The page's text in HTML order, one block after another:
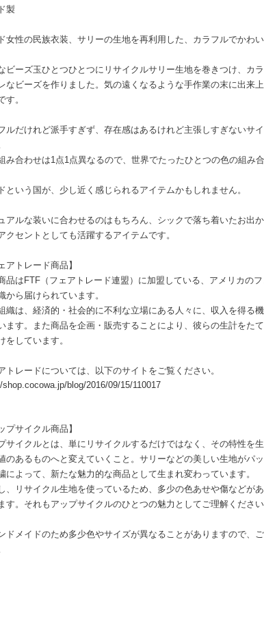
製
女性の民族衣装、サリーの生地を再利用した、カラフルでかわ
ビーズ玉ひとつひとつにリサイクルサリー生地を巻きつけ、カ
なビーズを作りました。気の遠くなるような手作業の末に出来
す。
ルだけれど派手すぎず、存在感はあるけれど主張しすぎないサ
み合わせは1点1点異なるので、世界でたったひとつの色の組み
という国が、少し近く感じられるアイテムかもしれません。
アルな装いに合わせるのはもちろん、シックで落ち着いたお出
クセントとしても活躍するアイテムです。
アトレード商品】
品はFTF（フェアトレード連盟）に加盟している、アメリカの
から届けられています。
織は、経済的・社会的に不利な立場にある人々に、収入を得る
ます。また商品を企画・販売することにより、彼らの生計をた
をしています。
トレードについては、以下のサイトをご覧ください。
shop.cocowa.jp/blog/2016/09/15/110017
プサイクル商品】
サイクルとは、単にリサイクルするだけではなく、その特性を
のあるものへと変えていくこと。サリーなどの美しい生地がパ
によって、新たな魅力的な商品として生まれ変わっています。
、リサイクル生地を使っているため、多少の色あせや傷などが
す。それもアップサイクルのひとつの魅力としてご理解ください
ドメイドのため多少色やサイズが異なることがありますので、